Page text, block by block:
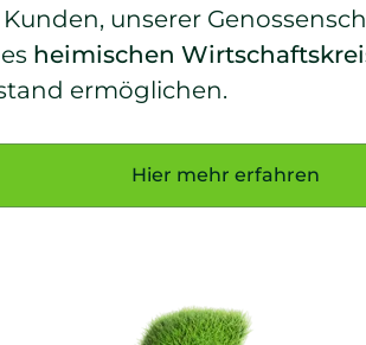
unserer
heimischen
ermöglichen.
Hier mehr erfahren